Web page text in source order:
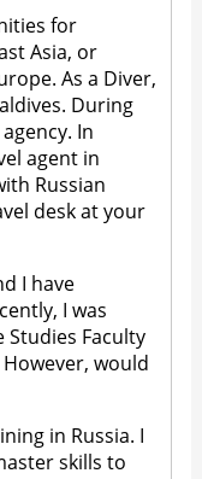
for
Asia, or
As a Diver,
During
In
agent in
Russian
desk at your
I have
I was
Studies Faculty
would
in Russia. I
skills to